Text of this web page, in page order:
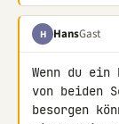
H HansGast
Wenn du
von beiden
besorgen